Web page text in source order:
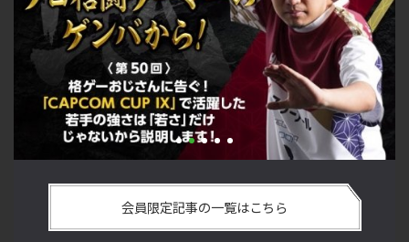
強さは 「若さ」だけじゃないから説明します！【ストーム
保のプロ格闘ゲーマーのゲンバから！ 第50回】
会員限定記事の一覧はこちら